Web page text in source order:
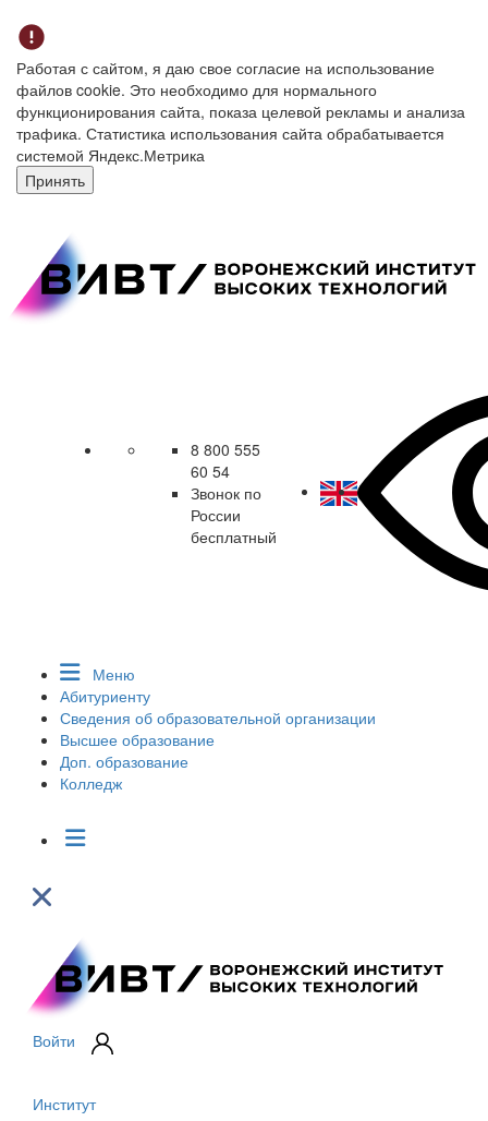
Работая с сайтом, я даю свое согласие на использование
файлов cookie. Это необходимо для нормального
функционирования сайта, показа целевой рекламы и анализа
трафика. Статистика использования сайта обрабатывается
системой Яндекс.Метрика
Принять
8 800 555
60 54
Звонок по
России
бесплатный
Меню
Абитуриенту
Сведения об образовательной организации
Высшее образование
Доп. образование
Колледж
Войти
Институт